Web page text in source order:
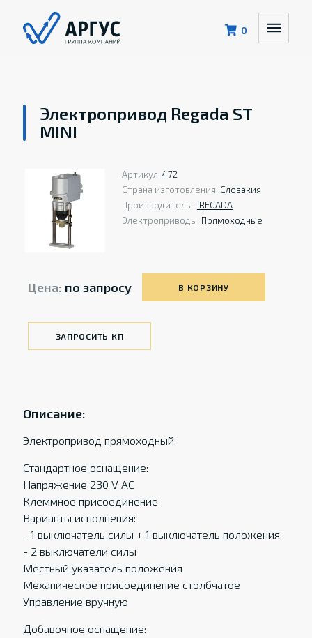
0
Электропривод Regada ST
MINI
Артикул: 472
Страна изготовления: Словакия
Производитель:
REGADA
Электроприводы: Прямоходные
Цена: по запросу В КОРЗИНУ
ЗАПРОСИТЬ КП
Описание:
Электропривод прямоходный.
Стандартное оснащение:
Напряжение 230 V AC
Клеммное присоединение
Варианты исполнения:
- 1 выключатель силы + 1 выключатель положения
- 2 выключатели силы
Местный указатель положения
Механическое присоединение столбчатое
Управление вручную
Добавочное оснащение: